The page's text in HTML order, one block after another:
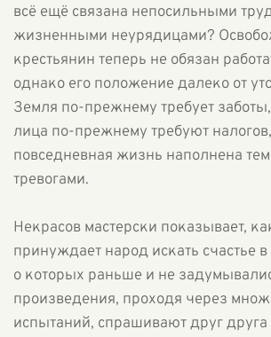
всё ещё связана непосильными
жизненными неурядицами?
крестьянин теперь не обязан
однако его положение далеко от
Земля по-прежнему требует
лица по-прежнему требуют
повседневная жизнь наполнена
тревогами.
Некрасов мастерски показывает,
принуждает народ искать счастье в
о которых раньше и не
произведения, проходя через
испытаний, спрашивают друг